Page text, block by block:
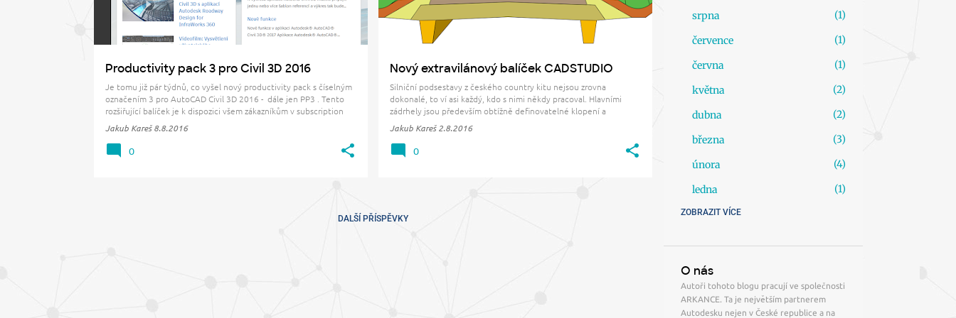
Productivity pack 3 pro Civil 3D 2016
Je tomu již pár týdnů, co vyšel nový productivity pack s číselným
označením 3 pro AutoCAD Civil 3D 2016 - dále jen PP3 . Tento
rozšiřující balíček je k dispozici všem zákazníkům v subscription
programu a je možné ho stáhnout přes váš účet na Autodesk
Jakub Kareš 8.8.2016
0
Nový extravilánový balíček CADSTUDIO
Silniční podsestavy z českého country kitu nejsou zrovna
dokonalé, to ví asi každý, kdo s nimi někdy pracoval. Hlavními
zádrhely jsou především obtížně definovatelné klopení a
problematická nezpevněná krajnice se špatně naprogramovaným
r…
Jakub Kareš 2.8.2016
0
DALŠÍ PŘÍSPĚVKY
srpna
1
července
1
června
1
května
2
dubna
2
března
3
února
4
ledna
1
2024
října
září
1
srpna
ZOBRAZIT VÍCE
O nás
Autoři tohoto blogu pracují ve společnosti
ARKANCE. Ta je největším partnerem
Autodesku nejen v České republice a na